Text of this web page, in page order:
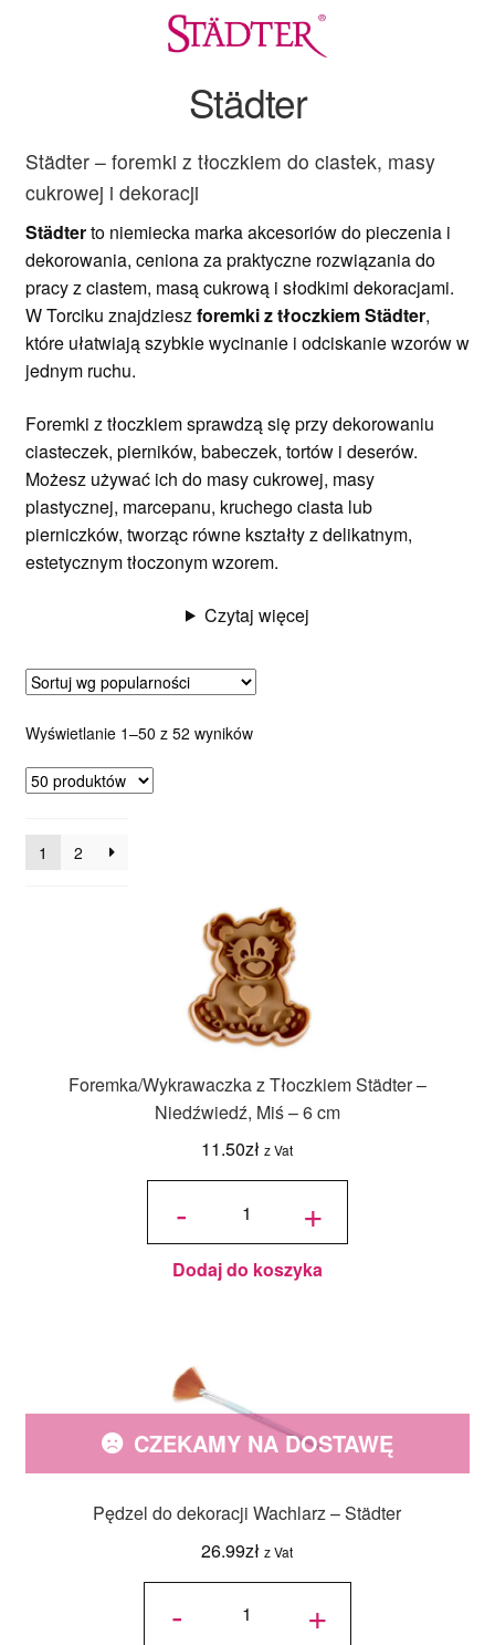
Ozdoby na tort weselny
Städter
Städter – foremki z tłoczkiem do ciastek, masy
cukrowej i dekoracji
Städterto niemiecka marka akcesoriów do pieczenia i
dekorowania, ceniona za praktyczne rozwiązania do
pracy z ciastem, masą cukrową i słodkimi dekoracjami.
W Torciku znajdzieszforemki z tłoczkiem Städter,
które ułatwiają szybkie wycinanie i odciskanie wzorów w
jednym ruchu.
Foremki z tłoczkiem sprawdzą się przy dekorowaniu
ciasteczek, pierników, babeczek, tortów i deserów.
Możesz używać ich do masy cukrowej, masy
plastycznej, marcepanu, kruchego ciasta lub
pierniczków, tworząc równe kształty z delikatnym,
estetycznym tłoczonym wzorem.
Czytaj więcej
Wyświetlanie 1–50 z 52 wynikówPosortowane
1 2
Foremka/Wykrawaczka z Tłoczkiem Städter –
Niedźwiedź, Miś – 6 cm
11.50zł z Vat
-
ilość
z Tłoczkiem Städter -
Niedźwiedź, Miś - 6 cm
+
Dodaj do koszyka
Pędzel do dekoracji Wachlarz – Städter
26.99zł z Vat
CZEKAMY NA DOSTAWĘ
-
ilość
dekoracji
Wachlarz
- Städter +